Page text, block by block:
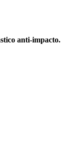
anti-impacto.